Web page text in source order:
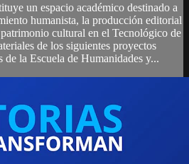
un espacio académico destinado a
humanista, la producción editorial
cultural en el Tecnológico de
de los siguientes proyectos
de la Escuela de Humanidades y...